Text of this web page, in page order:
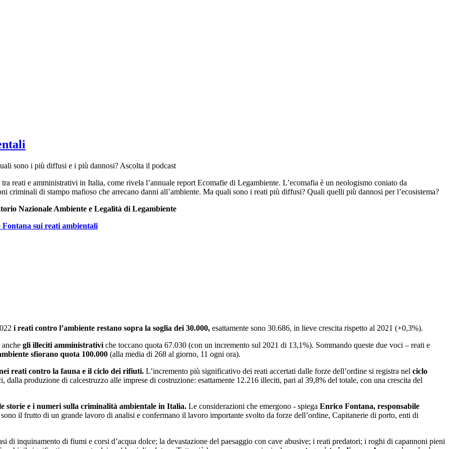
sono i più diffusi e i più dannosi? Ascolta il podcast
reati e amministrativi in Italia, come rivela l’annuale report Ecomafie di Legambiente. L’ecomafia è un neologismo coniato da
criminali di stampo mafioso che arrecano danni all’ambiente. Ma quali sono i reati più diffusi? Quali quelli più dannosi per l’ecosistema?
Nazionale Ambiente e Legalità di Legambiente
Fontana sui reati ambientali
i reati contro l’ambiente restano sopra la soglia dei 30.000, esattamente sono 30.686, in lieve crescita rispetto al 2021 (+0,3%).
gli illeciti amministrativi che toccano quota 67.030 (con un incremento sul 2021 di 13,1%). Sommando queste due voci – reati e
sfiorano quota 100.000 (alla media di 268 al giorno, 11 ogni ora).
reati contro la fauna e il ciclo dei rifiuti. L’incremento più significativo dei reati accertati dalle forze dell’ordine si registra nel ciclo
produzione di calcestruzzo alle imprese di costruzione: esattamente 12.216 illeciti, pari al 39,8% del totale, con una crescita del
storie e i numeri sulla criminalità ambientale in Italia. Le considerazioni che emergono - spiega Enrico Fontana, responsabile
il frutto di un grande lavoro di analisi e confermano il lavoro importante svolto da forze dell’ordine, Capitanerie di porto, enti di
di inquinamento di fiumi e corsi d’acqua dolce; la devastazione del paesaggio con cave abusive; i reati predatori; i roghi di capannoni pieni